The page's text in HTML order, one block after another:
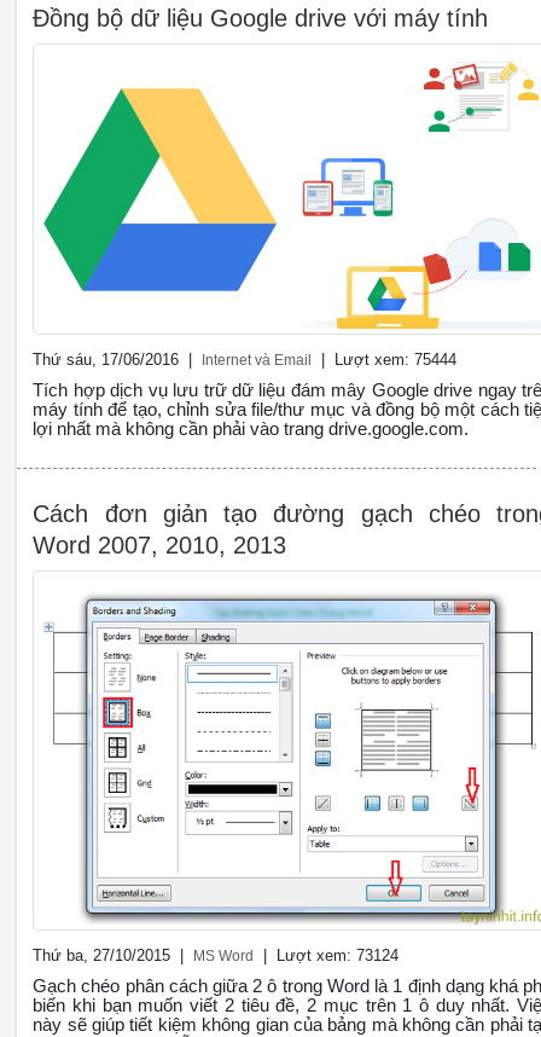
Đồng bộ dữ liệu Google drive với máy tính
Thứ sáu, 17/06/2016 | Internet và Email | Lượt xem: 75444
Tích hợp dịch vụ lưu trữ dữ liệu đám mây Google drive ngay
máy tính để tạo, chỉnh sửa file/thư mục và đồng bộ một cách
lợi nhất mà không cần phải vào trang drive.google.com.
Cách đơn giản tạo đường gạch chéo
Word 2007, 2010, 2013
Thứ ba, 27/10/2015 | MS Word | Lượt xem: 73124
Gạch chéo phân cách giữa 2 ô trong Word là 1 định dạng khá
biến khi bạn muốn viết 2 tiêu đề, 2 mục trên 1 ô duy nhất.
này sẽ giúp tiết kiệm không gian của bảng mà không cần phải